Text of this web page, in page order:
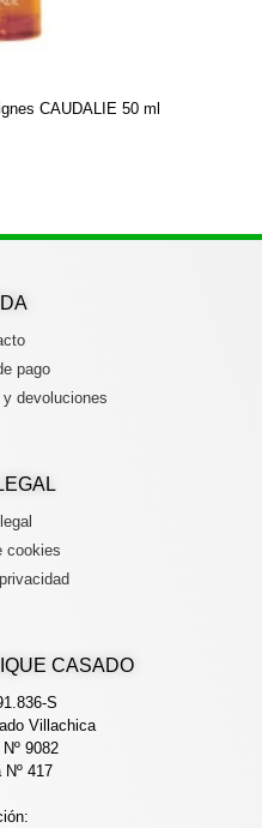
CAUDALIE 50 ml
CASADO
S
Villachica
9082
Nº 417
cookies
pago
devoluciones